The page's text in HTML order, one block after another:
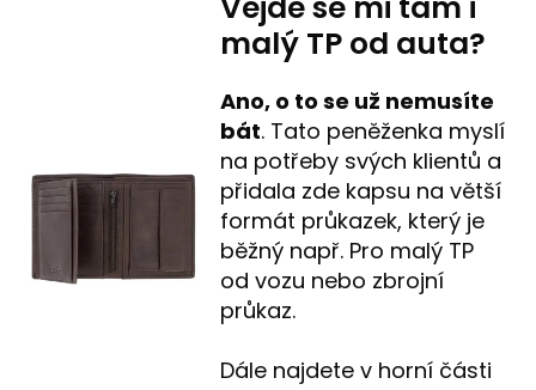
malý TP od auta?
Ano, o to se už nemusíte
bát. Tato peněženka myslí
na potřeby svých klientů a
přidala zde kapsu na větší
formát průkazek, který je
běžný např. Pro malý TP
od vozu nebo zbrojní
průkaz.
Dále najdete v horní části